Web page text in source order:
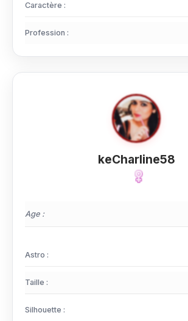
Caractère :
Profession :
keCharline58
Age :
Astro :
Taille :
Silhouette :